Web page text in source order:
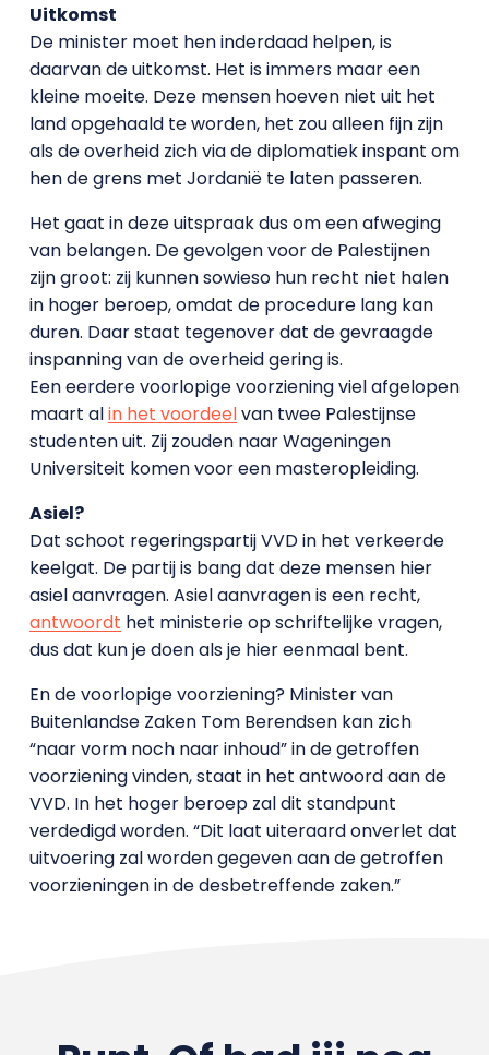
Uitkomst
De minister moet hen inderdaad helpen, is
daarvan de uitkomst. Het is immers maar een
kleine moeite. Deze mensen hoeven niet uit het
land opgehaald te worden, het zou alleen fijn zijn
als de overheid zich via de diplomatiek inspant om
hen de grens met Jordanië te laten passeren.
Het gaat in deze uitspraak dus om een afweging
van belangen. De gevolgen voor de Palestijnen
zijn groot: zij kunnen sowieso hun recht niet halen
in hoger beroep, omdat de procedure lang kan
duren. Daar staat tegenover dat de gevraagde
inspanning van de overheid gering is.
Een eerdere voorlopige voorziening viel afgelopen
maart alin het voordeelvan twee Palestijnse
studenten uit. Zij zouden naar Wageningen
Universiteit komen voor een masteropleiding.
Asiel?
Dat schoot regeringspartij VVD in het verkeerde
keelgat. De partij is bang dat deze mensen hier
asiel aanvragen. Asiel aanvragen is een recht,
antwoordt het ministerie op schriftelijke vragen,
dus dat kun je doen als je hier eenmaal bent.
En de voorlopige voorziening? Minister van
Buitenlandse Zaken Tom Berendsen kan zich
“naar vorm noch naar inhoud” in de getroffen
voorziening vinden, staat in het antwoord aan de
VVD. In het hoger beroep zal dit standpunt
verdedigd worden. “Dit laat uiteraard onverlet dat
uitvoering zal worden gegeven aan de getroffen
voorzieningen in de desbetreffende zaken.”